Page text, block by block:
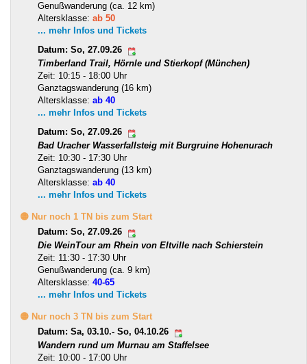
Genußwanderung (ca. 12 km)
Altersklasse: ab 50
... mehr Infos und Tickets
Datum: So, 27.09.26
Timberland Trail, Hörnle und Stierkopf (München)
Zeit: 10:15 - 18:00 Uhr
Ganztagswanderung (16 km)
Altersklasse: ab 40
... mehr Infos und Tickets
Datum: So, 27.09.26
Bad Uracher Wasserfallsteig mit Burgruine Hohenurach
Zeit: 10:30 - 17:30 Uhr
Ganztagswanderung (13 km)
Altersklasse: ab 40
... mehr Infos und Tickets
🟡 Nur noch 1 TN bis zum Start
Datum: So, 27.09.26
Die WeinTour am Rhein von Eltville nach Schierstein
Zeit: 11:30 - 17:30 Uhr
Genußwanderung (ca. 9 km)
Altersklasse: 40-65
... mehr Infos und Tickets
🟡 Nur noch 3 TN bis zum Start
Datum: Sa, 03.10.- So, 04.10.26
Wandern rund um Murnau am Staffelsee
Zeit: 10:00 - 17:00 Uhr